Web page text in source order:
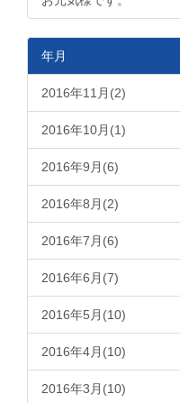
年月
2016年11月(2)
2016年10月(1)
2016年9月(6)
2016年8月(2)
2016年7月(6)
2016年6月(7)
2016年5月(10)
2016年4月(10)
2016年3月(10)